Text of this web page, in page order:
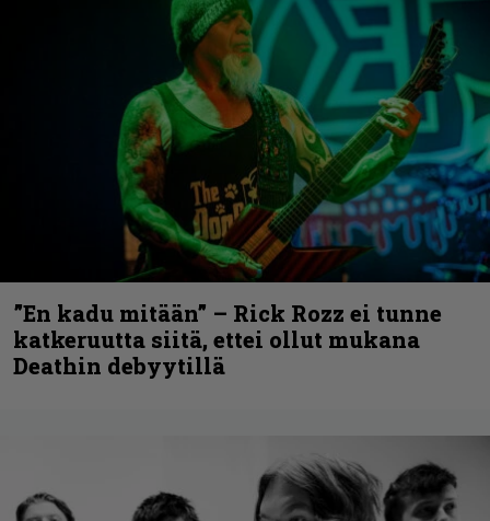
”En kadu mitään” – Rick Rozz ei tunne
katkeruutta siitä, ettei ollut mukana
Deathin debyytillä